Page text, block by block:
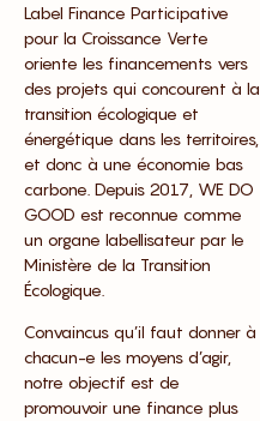
Label Finance Participative
pour la Croissance Verte
oriente les financements vers
des projets qui concourent à la
transition écologique et
énergétique dans les territoires,
et donc à une économie bas
carbone. Depuis 2017, WE DO
GOOD est reconnue comme
un organe labellisateur par le
Ministère de la Transition
Écologique.
Convaincus qu’il faut donner à
chacun-e les moyens d’agir,
notre objectif est de
promouvoir une finance plus